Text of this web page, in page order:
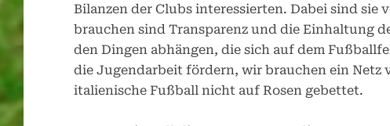
Bilanzen der Clubs interessierten. Dabei sind
brauchen sind Transparenz und die Einhaltung
den Dingen abhängen, die sich auf dem
die Jugendarbeit fördern, wir brauchen ein Netz
italienische Fußball nicht auf Rosen gebettet.